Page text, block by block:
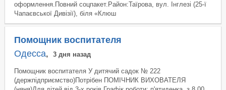
оформлення.Повний соцпакет.Район:Таїрова, вул. Інглезі (25-ї
Чапаєвської Дивізії), біля «Клюш
Помощник воспитателя
Одесса, 3 дня назад
Помощник воспитателя У дитячий садок № 222
(держпідприємство)Потрібен ПОМІЧНИК ВИХОВАТЕЛЯ